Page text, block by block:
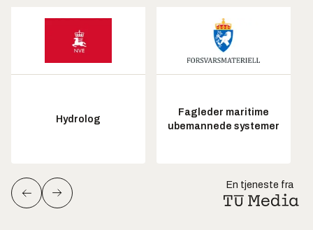
Hydrolog
Fagleder maritime
ubemannede systemer
En tjeneste fra